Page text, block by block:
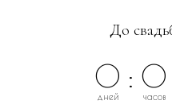
0
дней
: 0
часов
До